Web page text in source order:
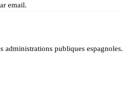
email.
administrations publiques espagnoles.